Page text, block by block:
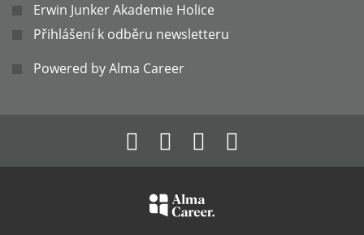
Erwin Junker Akademie Holice
Přihlášení k odběru newsletteru
Powered by Alma Career